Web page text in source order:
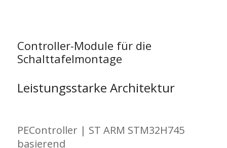
Controller-Module für die
Schalttafelmontage
Leistungsstarke Architektur
PEController | ST ARM STM32H745
basierend